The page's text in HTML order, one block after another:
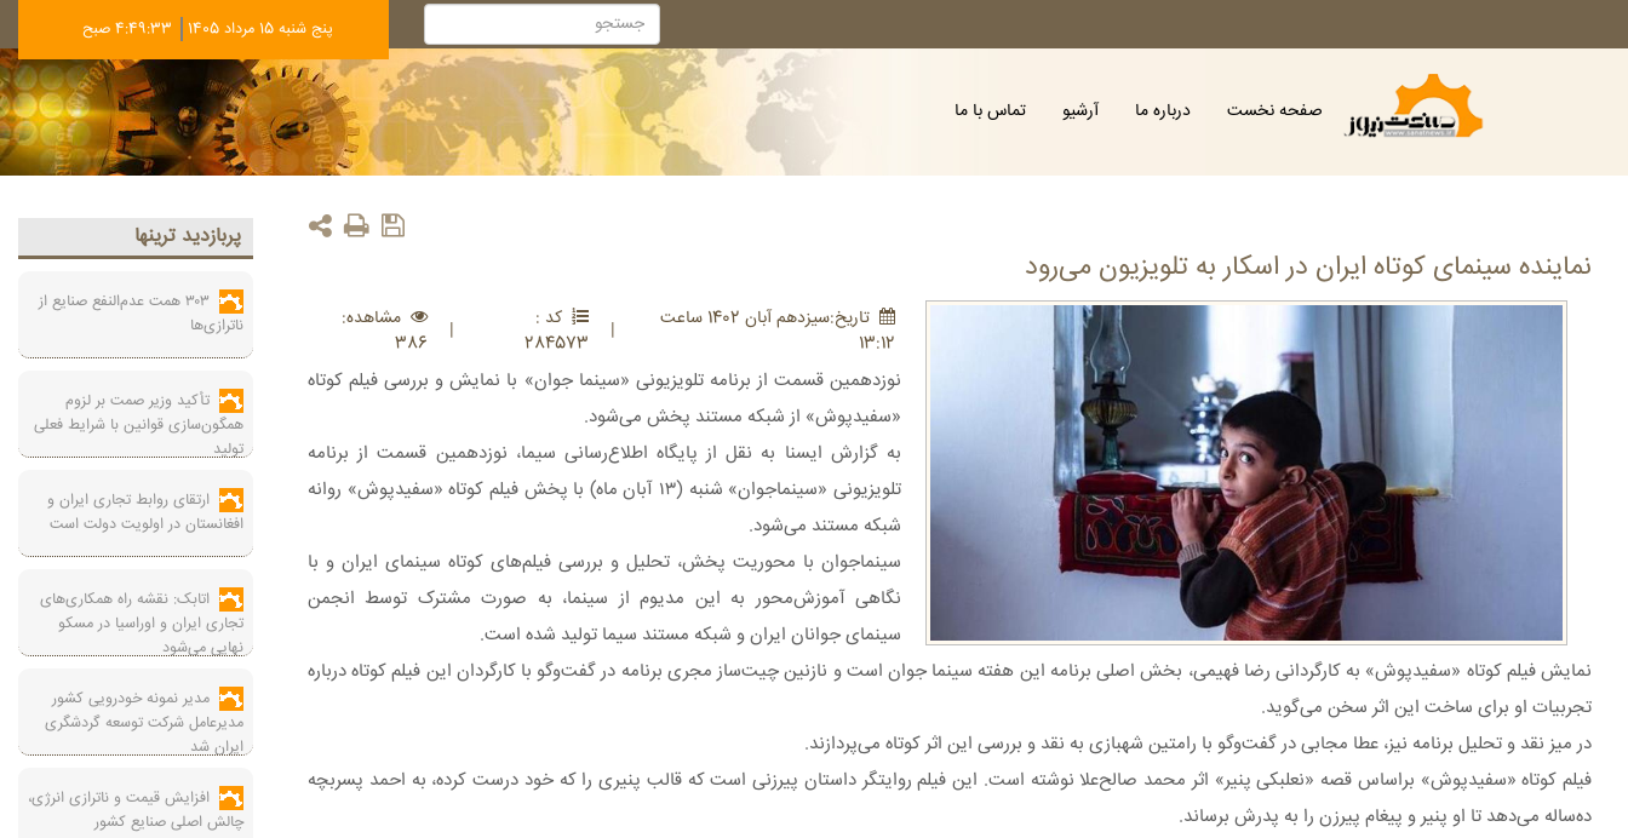
پنج شنبه 15 مرداد 1405 4:49:34 صبح
صفحه نخست درباره ما آرشیو تماس با ما
نماینده سینمای کوتاه ایران در اسکار به تلویزیون می‌رود
تاريخ:سيزدهم آبان 1402 ساعت
13:12
|
کد :
284573
|
مشاهده:
386
نوزدهمین قسمت از برنامه تلویزیونی «سینما جوان» با نمایش و بررسی فیلم کوتاه
«سفیدپوش» از شبکه مستند پخش می‌شود.
به گزارش ایسنا به نقل از پایگاه اطلاع‌رسانی سیما، نوزدهمین قسمت از برنامه
تلویزیونی «سینماجوان» شنبه (۱۳ آبان ماه) با پخش فیلم کوتاه «سفیدپوش» روانه
شبکه مستند می‌شود.
سینماجوان با محوریت پخش، تحلیل و بررسی فیلم‌های کوتاه سینمای ایران و با
نگاهی آموزش‌محور به این مدیوم از سینما، به صورت مشترک توسط انجمن
سینمای جوانان ایران و شبکه مستند سیما تولید شده است.
نمایش فیلم کوتاه «سفیدپوش» به کارگردانی رضا فهیمی، بخش اصلی برنامه این هفته سینما جوان است و نازنین چیت‌ساز مجری برنامه در گفت‌وگو با کارگردان این فیلم کوتاه درباره
تجربیات او برای ساخت این اثر سخن می‌گوید.
در میز نقد و تحلیل برنامه نیز، عطا مجابی در گفت‌وگو با رامتین شهبازی به نقد و بررسی این اثر کوتاه می‌پردازند.
فیلم کوتاه «سفیدپوش» براساس قصه «نعلبکی پنیر» اثر محمد صالح‌علا نوشته است. این فیلم روایتگر داستان پیرزنی است که قالب پنیری را که خود درست کرده، به احمد پسربچه
ده‌ساله می‌دهد تا او پنیر و پیغام پیرزن را به پدرش برساند.
پربازديد ترينها
۳۰۳ همت عدم‌النفع صنایع از
ناترازی‌ها
تأکید وزیر صمت بر لزوم
همگون‌سازی قوانین با شرایط فعلی
تولید
ارتقای روابط تجاری ایران و
افغانستان در اولویت دولت است
اتابک: نقشه راه همکاری‌های
تجاری ایران و اوراسیا در مسکو
نهایی می‌شود
مدیر نمونه خودرویی کشور
مدیرعامل شرکت توسعه گردشگری
ایران شد
افزایش قیمت و ناترازی انرژی،
چالش اصلی صنایع کشور